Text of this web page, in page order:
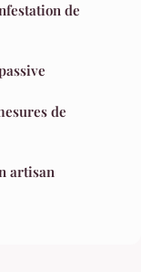
de
de
artisan